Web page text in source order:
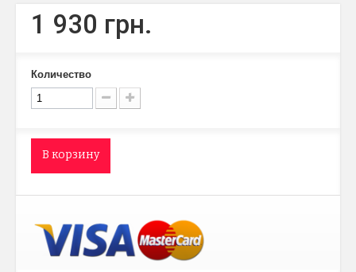
1 930 грн.
Количество
В корзину